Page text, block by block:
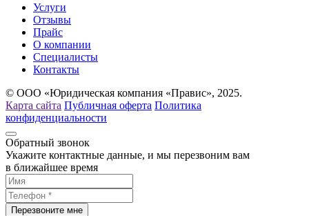
Услуги
Отзывы
Прайс
О компании
Специалисты
Контакты
© ООО «Юридическая компания «Правис», 2025.
Карта сайта Публичная оферта Политика
конфиденциальности
Обратный звонок
Укажите контактные данные, и мы перезвоним вам
в ближайшее время